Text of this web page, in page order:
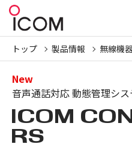
トップ 製品情報 無線機
New
音声通話対応 動態管理シス
ICOM
RS